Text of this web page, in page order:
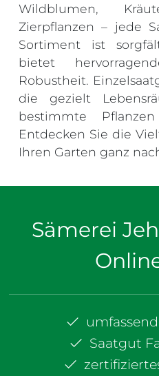
Wildblumen,
Zierpflanzen – jede
Sortiment ist
bietet
Robustheit.
die gezielt
bestimmte
Entdecken Sie die
Ihren Garten ganz
Sämerei
Saatgut